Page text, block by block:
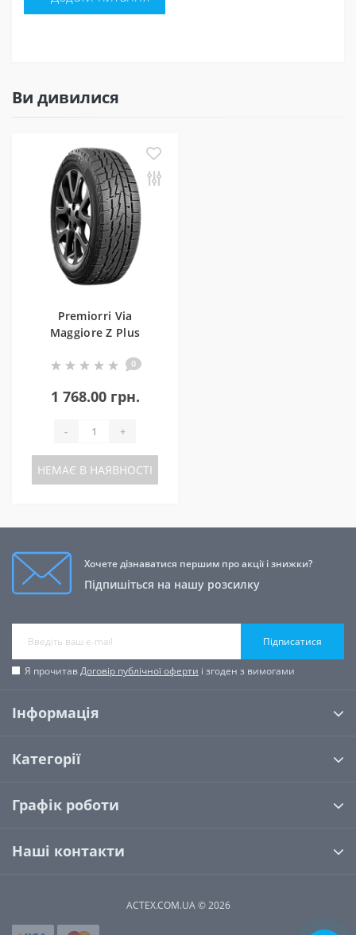
Ви дивилися
Premiorri Via
Maggiore Z Plus
0
1 768.00 грн.
- +
НЕМАЄ В НАЯВНОСТІ
Хочете дізнаватися першим про акції і знижки?
Підпишіться на нашу розсилку
Підписатися
Я прочитавДоговір публічної оферти і згоден з вимогами
Інформація
Категорії
Графік роботи
Наші контакти
ACTEX.COM.UA © 2026